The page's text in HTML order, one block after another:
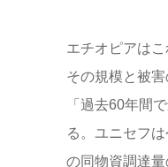
エチオピアは
その規模と被
「過去60年間
る。ユニセフ
の同物資調達